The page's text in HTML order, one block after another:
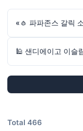
«🧄 파파존스 갈릭
Total 466